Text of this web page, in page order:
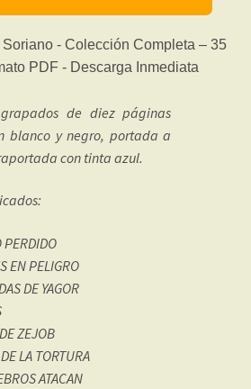
grapados de diez páginas
blanco y negro, portada a
con tinta azul.
PERDIDO
EN PELIGRO
DE YAGOR
ZEJOB
LA TORTURA
ATACAN